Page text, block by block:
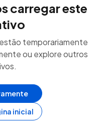
carregar este
temporariamente
ou explore outros
inicial